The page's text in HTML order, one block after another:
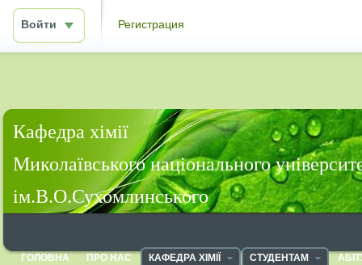
Войти Регистрация
Кафедра хімії
Миколаївського національного
ім.В.О.Сухомлинського
ГОЛОВНА ПРО НАС КАФЕДРА ХІМІЇ СТУДЕНТАМ